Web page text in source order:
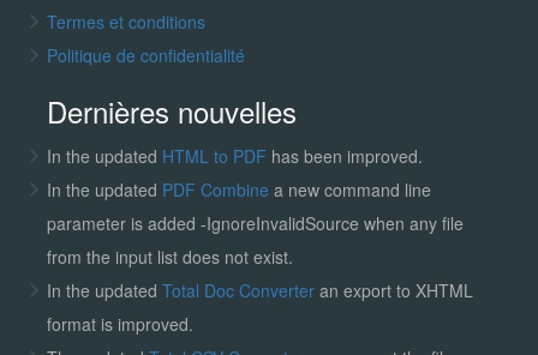
Termes et conditions
Politique de confidentialité
Dernières nouvelles
In the updated HTML to PDF has been improved.
In the updated PDF Combine a new command line
parameter is added -IgnoreInvalidSource when any file
from the input list does not exist.
In the updated Total Doc Converter an export to XHTML
format is improved.